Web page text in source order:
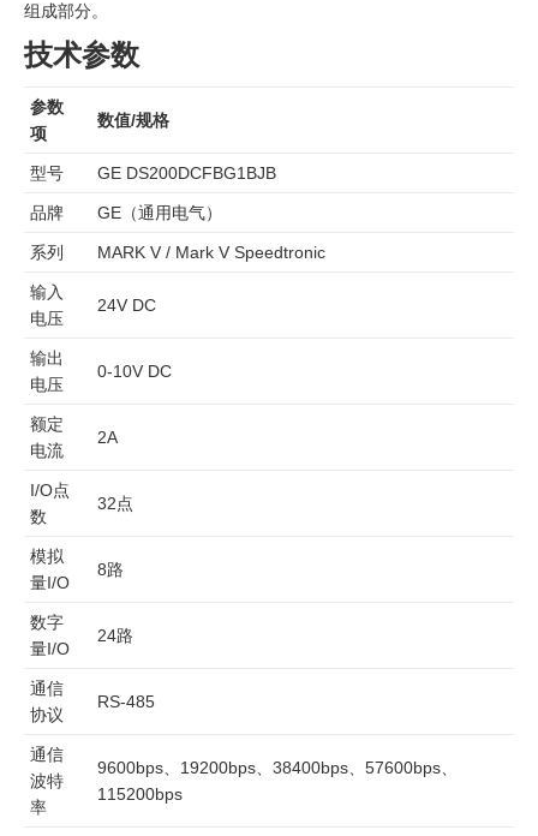
组成部分。
技术参数
参数
项
数值/规格
型号 GE DS200DCFBG1BJB
品牌 GE（通用电气）
系列 MARK V / Mark V Speedtronic
输入
电压
24V DC
输出
电压
0-10V DC
额定
电流
2A
I/O点
数
32点
模拟
量I/O
8路
数字
量I/O
24路
通信
协议
RS-485
通信
波特
率
9600bps、19200bps、38400bps、57600bps、
115200bps